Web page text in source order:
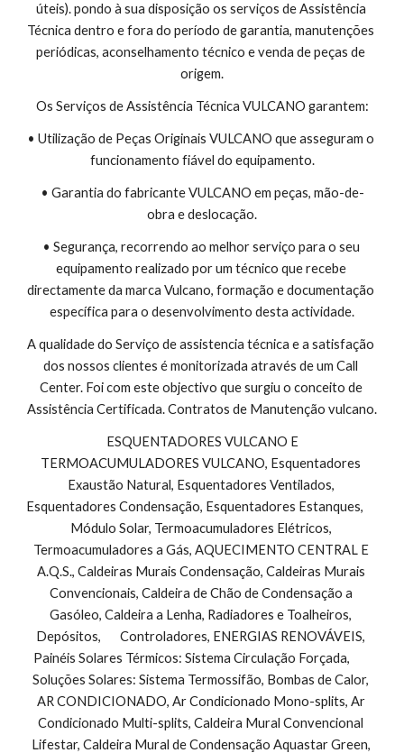
úteis). pondo à sua disposição os serviços de Assistência
Técnica dentro e fora do período de garantia, manutenções
periódicas, aconselhamento técnico e venda de peças de
origem.
Os Serviços de Assistência Técnica VULCANO garantem:
• Utilização de Peças Originais VULCANO que asseguram o
funcionamento fiável do equipamento.
• Garantia do fabricante VULCANO em peças, mão-de-
obra e deslocação.
• Segurança, recorrendo ao melhor serviço para o seu
equipamento realizado por um técnico que recebe
directamente da marca Vulcano, formação e documentação
específica para o desenvolvimento desta actividade.
A qualidade do Serviço de assistencia técnica e a satisfação
dos nossos clientes é monitorizada através de um Call
Center. Foi com este objectivo que surgiu o conceito de
Assistência Certificada. Contratos de Manutenção vulcano.
TERMOACUMULADORES VULCANO, Esquentadores
Exaustão Natural, Esquentadores Ventilados,
Esquentadores Condensação, Esquentadores Estanques,
Módulo Solar, Termoacumuladores Elétricos,
Termoacumuladores a Gás, AQUECIMENTO CENTRAL E
A.Q.S., Caldeiras Murais Condensação, Caldeiras Murais
Convencionais, Caldeira de Chão de Condensação a
Gasóleo, Caldeira a Lenha, Radiadores e Toalheiros,
Depósitos,       Controladores, ENERGIAS RENOVÁVEIS,
Painéis Solares Térmicos: Sistema Circulação Forçada,
Soluções Solares: Sistema Termossifão, Bombas de Calor,
AR CONDICIONADO, Ar Condicionado Mono-splits, Ar
Condicionado Multi-splits, Caldeira Mural Convencional
Lifestar, Caldeira Mural de Condensação Aquastar Green,